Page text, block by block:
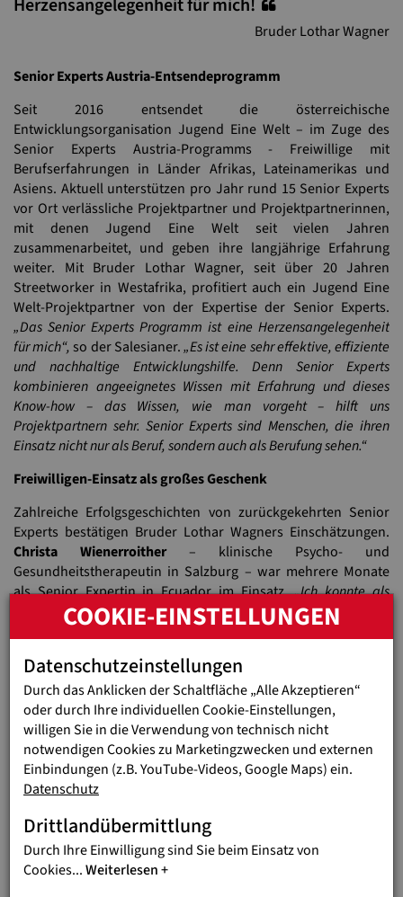
Herzensangelegenheit für mich!
Bruder Lothar Wagner
Senior Experts Austria-Entsendeprogramm
Seit 2016 entsendet die österreichische
Entwicklungsorganisation Jugend Eine Welt – im Zuge des
Senior Experts Austria-Programms - Freiwillige mit
Berufserfahrungen in Länder Afrikas, Lateinamerikas und
Asiens. Aktuell unterstützen pro Jahr rund 15 Senior Experts
vor Ort verlässliche Projektpartner und Projektpartnerinnen,
mit denen Jugend Eine Welt seit vielen Jahren
zusammenarbeitet, und geben ihre langjährige Erfahrung
weiter. Mit Bruder Lothar Wagner, seit über 20 Jahren
Streetworker in Westafrika, profitiert auch ein Jugend Eine
Welt-Projektpartner von der Expertise der Senior Experts.
„Das Senior Experts Programm ist eine Herzensangelegenheit
für mich“, so der Salesianer.„Es ist eine sehr effektive, effiziente
und nachhaltige Entwicklungshilfe. Denn Senior Experts
kombinieren angeeignetes Wissen mit Erfahrung und dieses
Know-how – das Wissen, wie man vorgeht – hilft uns
Projektpartnern sehr. Senior Experts sind Menschen, die ihren
Einsatz nicht nur als Beruf, sondern auch als Berufung sehen.“
Freiwilligen-Einsatz als großes Geschenk
Zahlreiche Erfolgsgeschichten von zurückgekehrten Senior
Experts bestätigen Bruder Lothar Wagners Einschätzungen.
Christa Wienerroither– klinische Psycho- und
Gesundheitstherapeutin in Salzburg – war mehrere Monate
als Senior Expertin in Ecuador im Einsatz.„Ich konnte als
Psychotherapeutin in einem Mädchenzentrum in Loja, Ecuador,
mitarbeiten. Schwerpunkt meiner Arbeit war die Einführung und
traumafokussierte Spieltherapie, Mindfulnessarbeit oder
Sandspieltherapie“, erzählte Wienerroither.„Ich konnte ein
großes Bündel an Erfahrungen mit nach Österreich nehmen. Es
war ein großes Geschenk für mich Teil davon zu sein.“
Ich konnte ein großes Bündel an Erfahrungen
mit nach Österreich nehmen. Es war ein großes
Geschenk für mich Teil davon zu sein.
Christa Wienerroither
COOKIE-EINSTELLUNGEN
Datenschutzeinstellungen
Durch das Anklicken der Schaltfläche „Alle Akzeptieren“
oder durch Ihre individuellen Cookie-Einstellungen,
willigen Sie in die Verwendung von technisch nicht
notwendigen Cookies zu Marketingzwecken und externen
Einbindungen (z.B. YouTube-Videos, Google Maps) ein.
Datenschutz
Drittlandübermittlung
Durch Ihre Einwilligung sind Sie beim Einsatz von
Cookies...Weiterlesen